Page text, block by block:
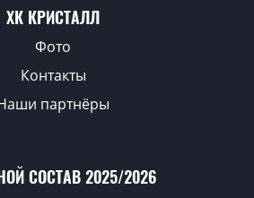
ХК КРИСТАЛЛ
Фото
Контакты
партнёры
СОСТАВ 2025/2026